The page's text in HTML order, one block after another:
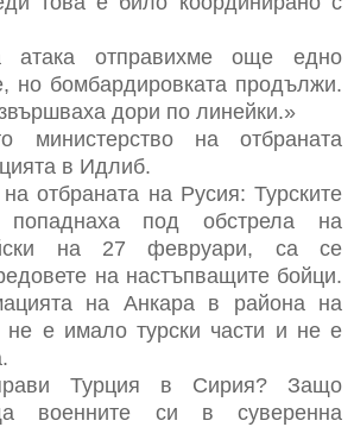
атака отправихме още едно
но бомбардировката продължи.
дори по линейки.»
министерство на отбраната
в Идлиб.
отбраната на Русия: Турските
попаднаха под обстрела на
на 27 февруари, са се
на настъпващите бойци.
на Анкара в района на
не е имало турски части и не е
Турция в Сирия? Защо
военните си в суверенна